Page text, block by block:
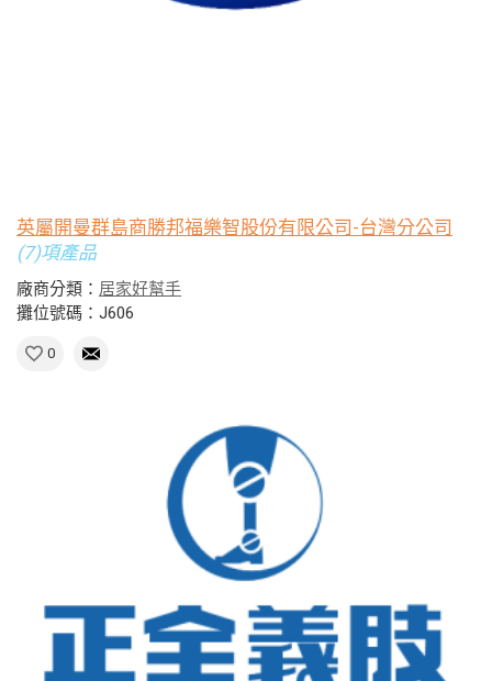
英屬開曼群島商勝邦福樂智股份有限公司-台灣分公司
(7)項產品
廠商分類： 居家好幫手
攤位號碼：J606
0